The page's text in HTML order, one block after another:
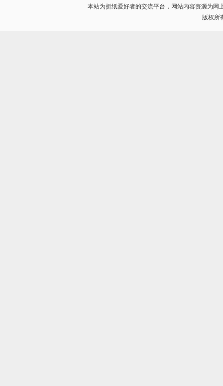
本站为折纸爱好者的交流平台，网站内容资源为
版权所